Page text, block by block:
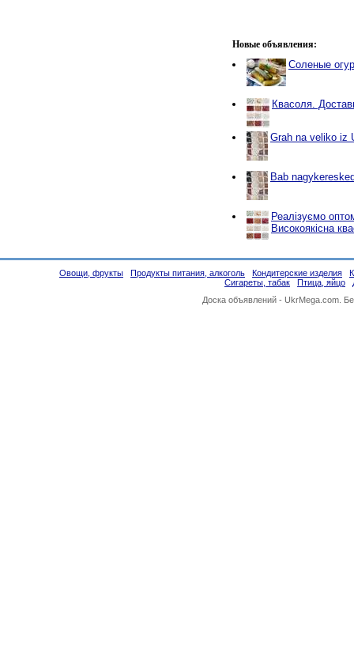
Новые объявления:
Соленые
Квасоля.
Grah na veliko iz
Bab
Реалізуємо
Високоякісна
Овощи, фрукты Продукты питания, алкоголь Кондитерские изделия
Сигареты, табак
Птица, яйцо
Доска объявлений - UkrMega.com.